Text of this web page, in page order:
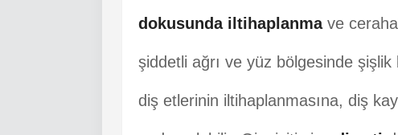
dokusunda iltihaplanmave
şiddetli ağrı ve yüz bölgesinde
diş etlerinin iltihaplanmasına, diş